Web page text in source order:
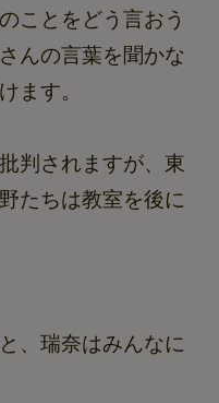
ことをどう言おう
んの言葉を聞かな
ます。
判されますが、東
たちは教室を後に
、瑞奈はみんなに